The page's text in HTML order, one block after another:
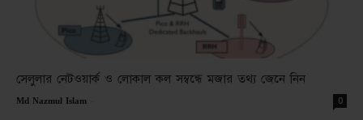
সেলুলার নেটওয়ার্ক ও লোকাল কল সম্বন্ধে মজার তথ্য জেনে নিন
Md Nazmul Islam 0